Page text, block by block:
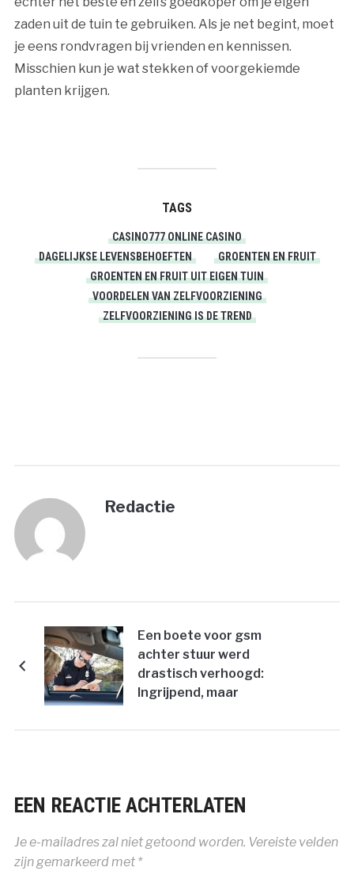
zaden uit de tuin te gebruiken. Als je net begint, moet
je eens rondvragen bij vrienden en kennissen.
Misschien kun je wat stekken of voorgekiemde
planten krijgen.
TAGS
CASINO777 ONLINE CASINO
DAGELIJKSE LEVENSBEHOEFTEN
GROENTEN EN FRUIT
GROENTEN EN FRUIT UIT EIGEN TUIN
VOORDELEN VAN ZELFVOORZIENING
ZELFVOORZIENING IS DE TREND
Redactie
Een boete voor gsm
achter stuur werd
drastisch verhoogd:
Ingrijpend, maar
EEN REACTIE ACHTERLATEN
Je e-mailadres zal niet getoond worden. Vereiste velden
zijn gemarkeerd met *